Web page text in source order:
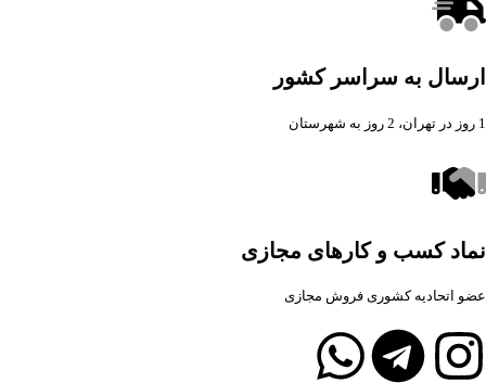
ارسال به سراسر کشور
1 روز در تهران، 2 روز به شهرستان
نماد کسب و کارهای مجازی
عضو اتحادیه کشوری فروش مجازی